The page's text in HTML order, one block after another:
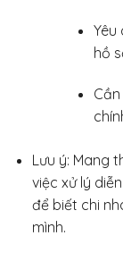
Yêu
hồ
Lưu ý: Mang
việc xử lý
để biết chi
mình.